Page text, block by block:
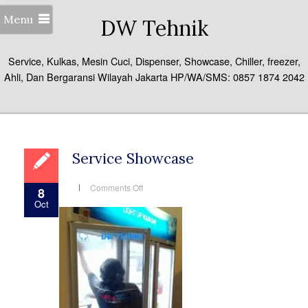
Menu DW Tehnik
Service, Kulkas, Mesin Cuci, Dispenser, Showcase, Chiller, freezer,
Ahli, Dan Bergaransi Wilayah Jakarta HP/WA/SMS: 0857 1874 2042
8
Oct
Service Showcase
Comments Offon